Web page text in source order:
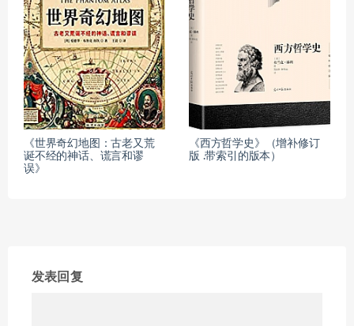
《世界奇幻地图：古老又荒
诞不经的神话、谎言和谬
误》
《西方哲学史》（增补修订
版 .带索引的版本）
发表回复